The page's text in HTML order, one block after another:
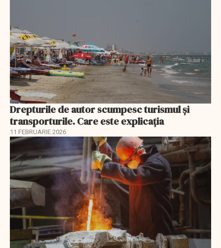
Drepturile de autor scumpesc turismul și
transporturile. Care este explicația
11 FEBRUARIE 2026